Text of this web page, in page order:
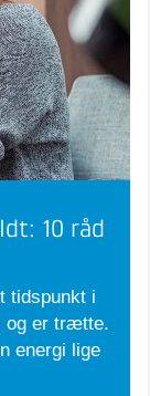
10 råd
tidspunkt i
og er trætte.
energi lige